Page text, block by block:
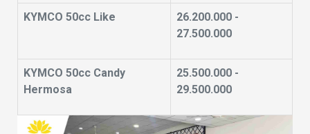
KYMCO 50cc Like
26.200.000 -
27.500.000
KYMCO 50cc Candy
Hermosa
25.500.000 -
29.500.000